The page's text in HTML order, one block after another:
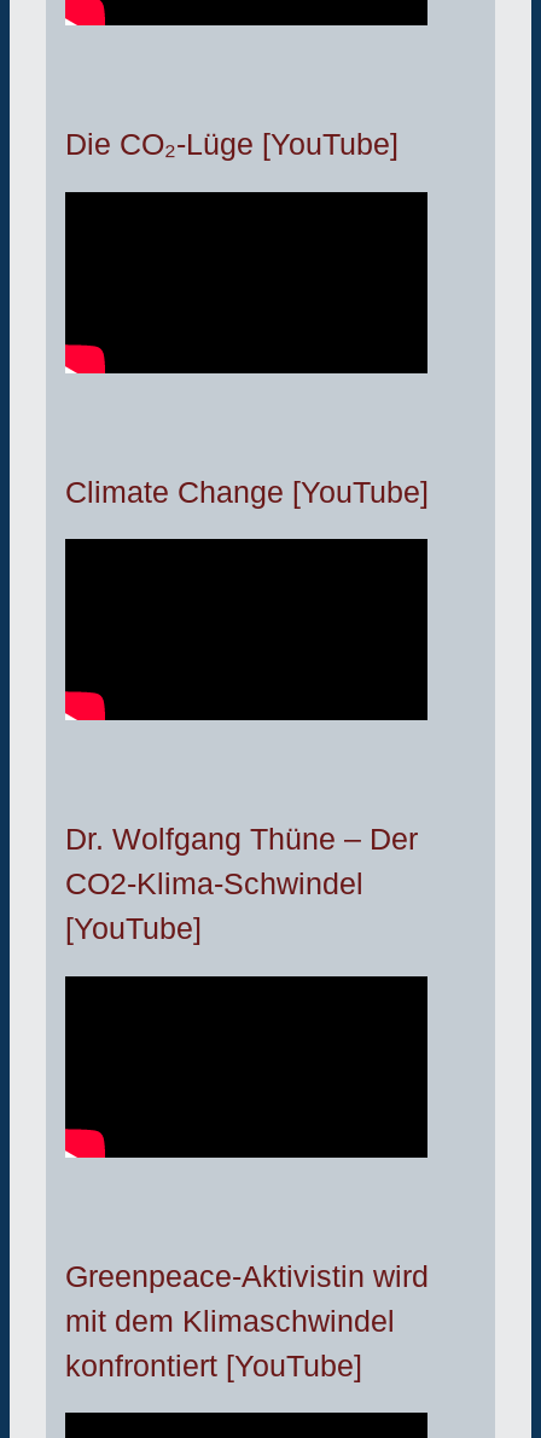
Die CO₂-Lüge [YouTube]
Climate Change [YouTube]
Dr. Wolfgang Thüne – Der
CO2-Klima-Schwindel
[YouTube]
Greenpeace-Aktivistin wird
mit dem Klimaschwindel
konfrontiert [YouTube]